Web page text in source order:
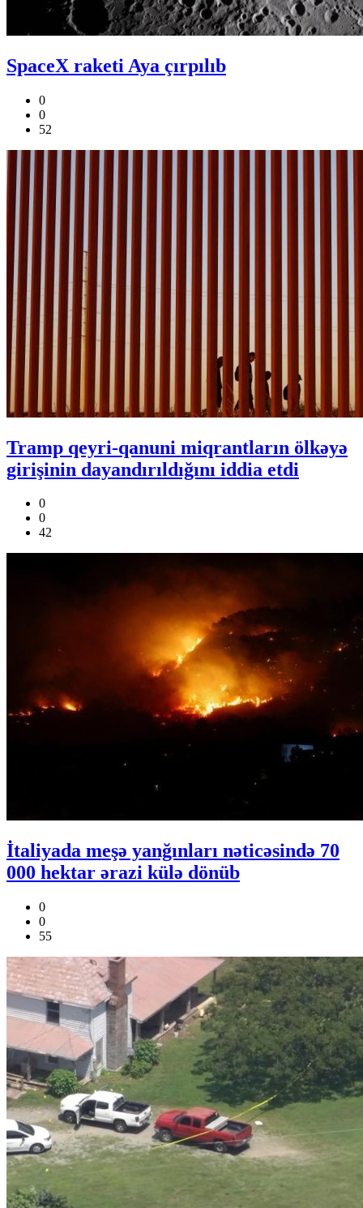
SpaceX raketi Aya çırpılıb
0
0
52
Tramp qeyri-qanuni miqrantların ölkəyə
girişinin dayandırıldığını iddia etdi
0
0
42
İtaliyada meşə yanğınları nəticəsində 70
000 hektar ərazi külə dönüb
0
0
55